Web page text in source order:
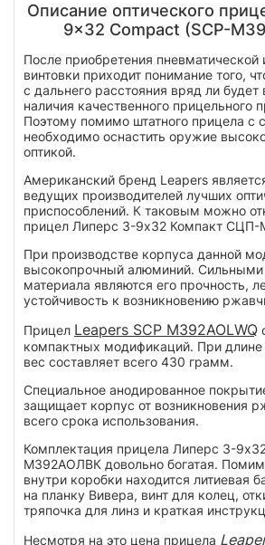
Описание оптического
9x32 Compact (SCP-
После приобретения пневматической
винтовки приходит понимание того,
с дальнего расстояния вряд ли
наличия качественного прицельного
Поэтому помимо штатного прицела с
необходимо оснастить оружие
оптикой.
Американский бренд Leapers
ведущих производителей лучших
приспособлений. К таковым можно
прицел Липерс 3-9х32 Компакт
При производстве корпуса данной
высокопрочный алюминий. Сильными
материала являются его прочность,
устойчивость к возникновению
Прицел Leapers SCP M392AOLWQ
компактных модификаций. При
вес составляет всего 430 грамм.
Специальное анодированное
защищает корпус от возникновения
всего срока использования.
Комплектация прицела Липерс 3-
М392АОЛВК довольно богатая.
внутри коробки находится литиевая
на планку Вивера, винт для колец,
тряпочка для линз и краткая
Несмотря на это цена прицела